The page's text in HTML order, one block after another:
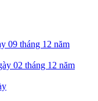
09 tháng 12 năm
02 tháng 12 năm